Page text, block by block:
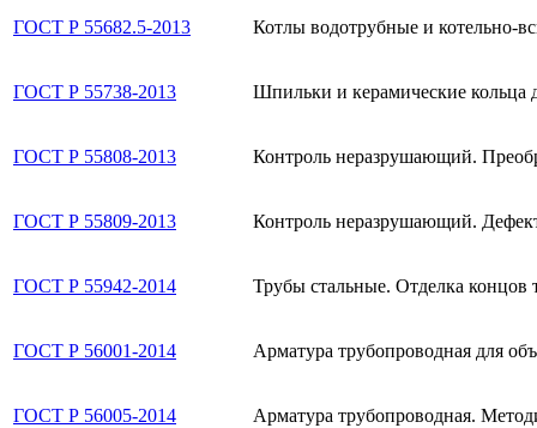
ГОСТ Р 55682.5-2013 Котлы водотрубные и котельно-
ГОСТ Р 55738-2013 Шпильки и керамические кольца
ГОСТ Р 55808-2013 Контроль неразрушающий.
ГОСТ Р 55809-2013 Контроль неразрушающий.
ГОСТ Р 55942-2014 Трубы стальные. Отделка концов
ГОСТ Р 56001-2014 Арматура трубопроводная для
ГОСТ Р 56005-2014 Арматура трубопроводная.